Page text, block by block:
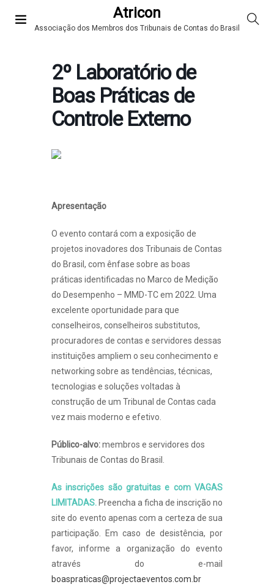
Atricon
Associação dos Membros dos Tribunais de Contas do Brasil
2º Laboratório de
Boas Práticas de
Controle Externo
Apresentação
O evento contará com a exposição de
projetos inovadores dos Tribunais de Contas
do Brasil, com ênfase sobre as boas
práticas identificadas no Marco de Medição
do Desempenho – MMD-TC em 2022. Uma
excelente oportunidade para que
conselheiros, conselheiros substitutos,
procuradores de contas e servidores dessas
instituições ampliem o seu conhecimento e
networking sobre as tendências, técnicas,
tecnologias e soluções voltadas à
construção de um Tribunal de Contas cada
vez mais moderno e efetivo.
Público-alvo:membros e servidores dos
Tribunais de Contas do Brasil.
As inscrições são gratuitas e com VAGAS
LIMITADAS. Preencha a ficha de inscrição no
site do evento apenas com a certeza de sua
participação. Em caso de desistência, por
favor, informe a organização do evento
através do e-mail
boaspraticas@projectaeventos.com.br